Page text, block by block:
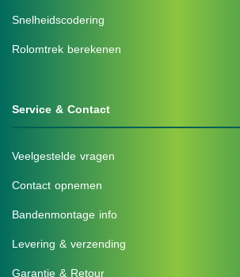
Snelheidscodering
Rolomtrek berekenen
Service & Contact
Veelgestelde vragen
Contact opnemen
Bandenmontage info
Levering & verzending
Garantie & Retour